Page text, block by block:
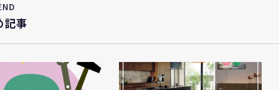
記事